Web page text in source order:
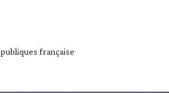
française